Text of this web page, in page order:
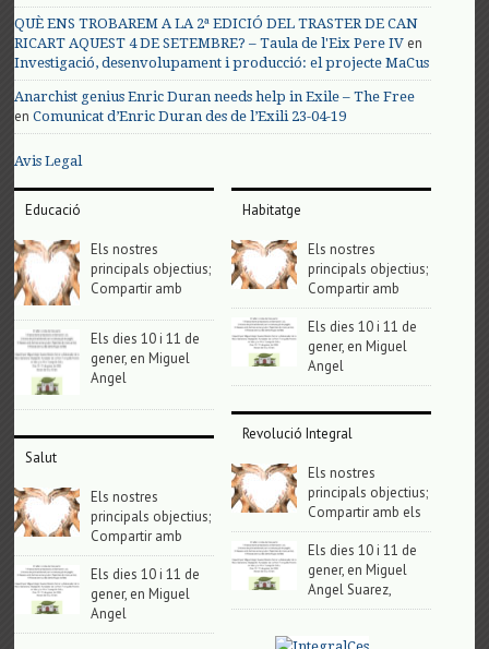
QUÈ ENS TROBAREM A LA 2ª EDICIÓ DEL TRASTER DE CAN
RICART AQUEST 4 DE SETEMBRE? – Taula de l'Eix Pere IV en
Investigació, desenvolupament i producció: el projecte MaCus
Anarchist genius Enric Duran needs help in Exile – The Free
enComunicat d’Enric Duran des de l’Exili 23-04-19
Avis Legal
Educació
Els nostres
principals objectius;
Compartir amb
Els dies 10 i 11 de
gener, en Miguel
Angel
Salut
Els nostres
principals objectius;
Compartir amb
Els dies 10 i 11 de
gener, en Miguel
Angel
Habitatge
Els nostres
principals objectius;
Compartir amb
Els dies 10 i 11 de
gener, en Miguel
Angel
Revolució Integral
Els nostres
principals objectius;
Compartir amb els
Els dies 10 i 11 de
gener, en Miguel
Angel Suarez,